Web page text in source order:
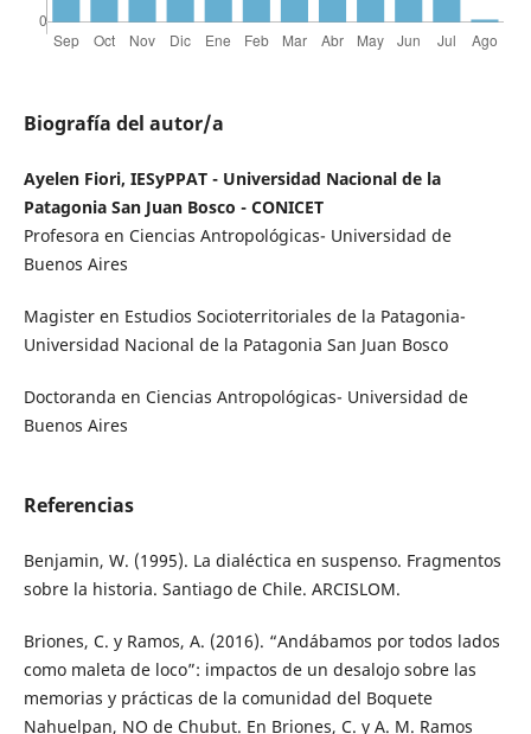
Biografía del autor/a
Ayelen Fiori, IESyPPAT - Universidad Nacional de la
Patagonia San Juan Bosco - CONICET
Profesora en Ciencias Antropológicas- Universidad de
Buenos Aires
Magister en Estudios Socioterritoriales de la Patagonia-
Universidad Nacional de la Patagonia San Juan Bosco
Doctoranda en Ciencias Antropológicas- Universidad de
Buenos Aires
Referencias
Benjamin, W. (1995). La dialéctica en suspenso. Fragmentos
sobre la historia. Santiago de Chile. ARCISLOM.
Briones, C. y Ramos, A. (2016). “Andábamos por todos lados
como maleta de loco”: impactos de un desalojo sobre las
memorias y prácticas de la comunidad del Boquete
Nahuelpan, NO de Chubut. En Briones, C. y A. M. Ramos